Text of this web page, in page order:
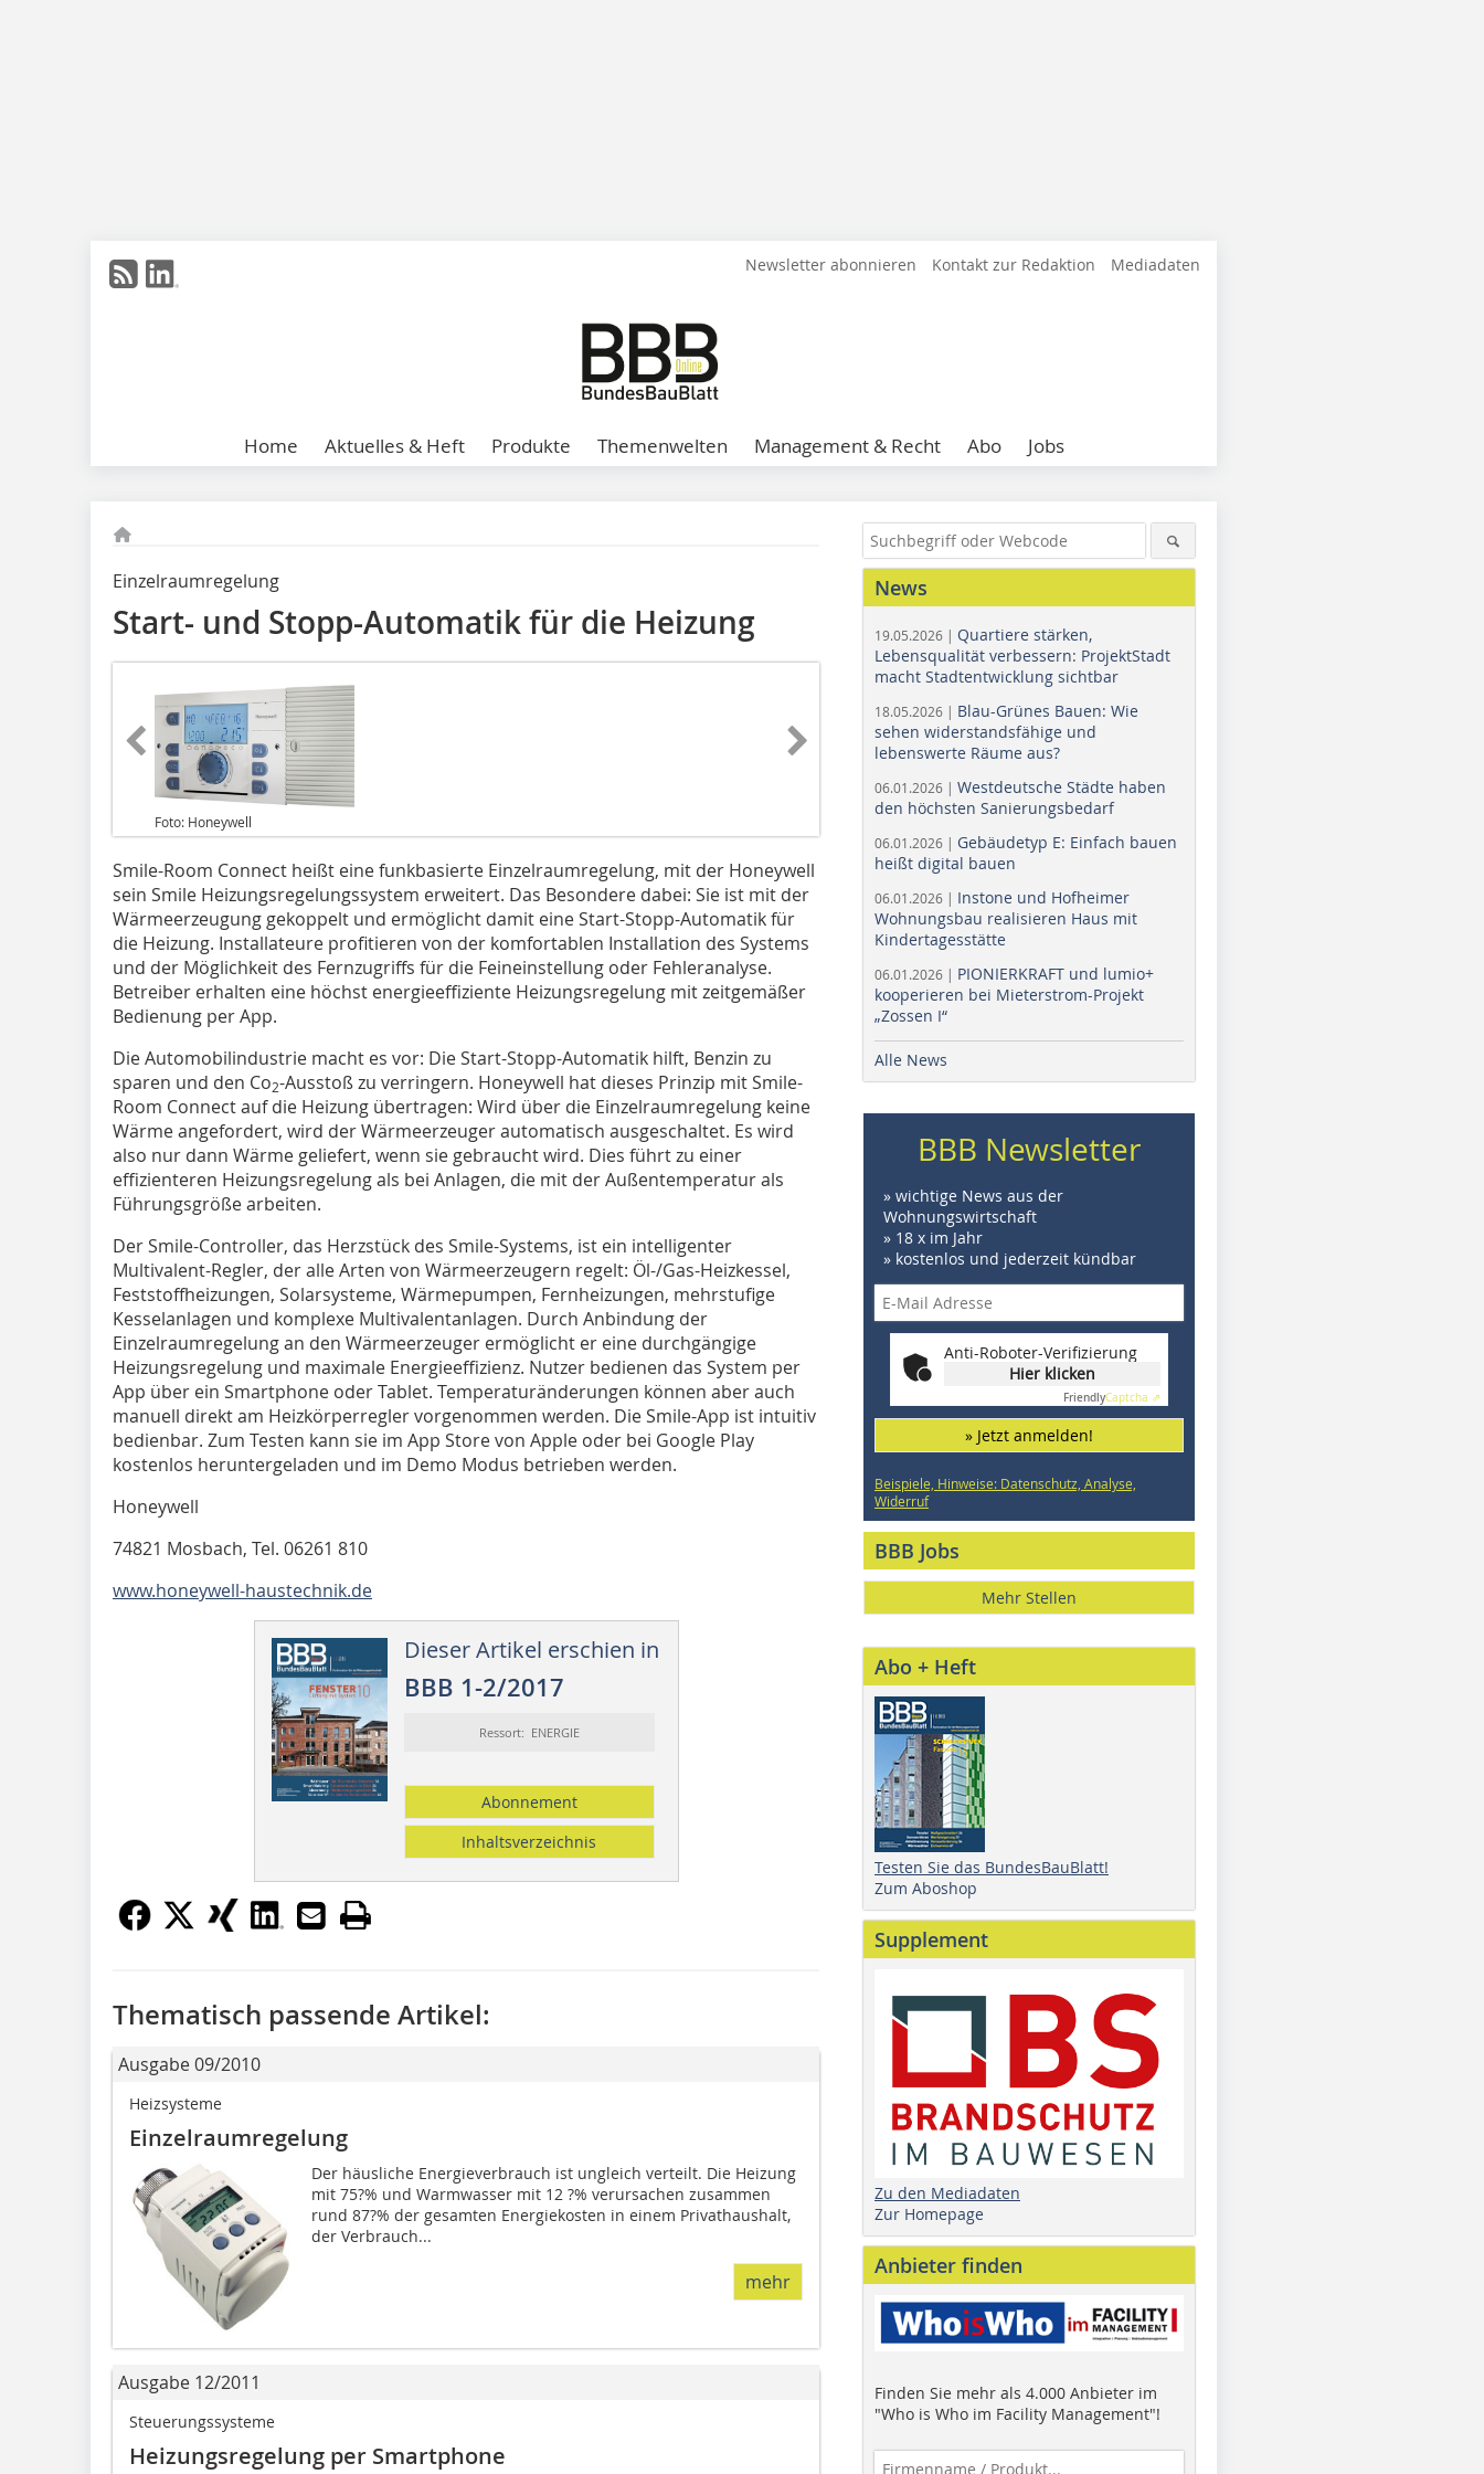
Newsletter abonnieren Kontakt zur Redaktion Mediadaten
Home Aktuelles & Heft Produkte Themenwelten Management & Recht Abo Jobs
Einzelraumregelung
Start- und Stopp-Automatik für die Heizung
Foto: Honeywell
Smile-Room Connect heißt eine funkbasierte Einzelraumregelung, mit der Honeywell
sein Smile Heizungsregelungssystem erweitert. Das Besondere dabei: Sie ist mit der
Wärmeerzeugung gekoppelt und ermöglicht damit eine Start-Stopp-Automatik für
die Heizung. Installateure profitieren von der komfortablen Installation des Systems
und der Möglichkeit des Fernzugriffs für die Feineinstellung oder Fehleranalyse.
Betreiber erhalten eine höchst energieeffiziente Heizungsregelung mit zeitgemäßer
Bedienung per App.
Die Automobilindustrie macht es vor: Die Start-Stopp-Automatik hilft, Benzin zu
sparen und den Co2-Ausstoß zu verringern. Honeywell hat dieses Prinzip mit Smile-
Room Connect auf die Heizung übertragen: Wird über die Einzelraumregelung keine
Wärme angefordert, wird der Wärmeerzeuger automatisch ausgeschaltet. Es wird
also nur dann Wärme geliefert, wenn sie gebraucht wird. Dies führt zu einer
effizienteren Heizungsregelung als bei Anlagen, die mit der Außentemperatur als
Führungsgröße arbeiten.
Der Smile-Controller, das Herzstück des Smile-Systems, ist ein intelligenter
Multivalent-Regler, der alle Arten von Wärmeerzeugern regelt: Öl-/Gas-Heizkessel,
Feststoffheizungen, Solarsysteme, Wärmepumpen, Fernheizungen, mehrstufige
Kesselanlagen und komplexe Multivalentanlagen. Durch Anbindung der
Einzelraumregelung an den Wärmeerzeuger ermöglicht er eine durchgängige
Heizungsregelung und maximale Energieeffizienz. Nutzer bedienen das System per
App über ein Smartphone oder Tablet. Temperaturänderungen können aber auch
manuell direkt am Heizkörperregler vorgenommen werden. Die Smile-App ist intuitiv
bedienbar. Zum Testen kann sie im App Store von Apple oder bei Google Play
kostenlos heruntergeladen und im Demo Modus betrieben werden.
Honeywell
74821 Mosbach, Tel. 06261 810
www.honeywell-haustechnik.de
Dieser Artikel erschien in
BBB 1-2/2017
Ressort: ENERGIE
Abonnement
Inhaltsverzeichnis
Thematisch passende Artikel:
Ausgabe 09/2010
Heizsysteme
Einzelraumregelung
Der häusliche Energieverbrauch ist ungleich verteilt. Die Heizung
mit 75?% und Warmwasser mit 12 ?% verursachen zusammen
rund 87?% der gesamten Energiekosten in einem Privathaushalt,
der Verbrauch...
mehr
Ausgabe 12/2011
Steuerungssysteme
Heizungsregelung per Smartphone
News
19.05.2026 | Quartiere stärken,
Lebensqualität verbessern: ProjektStadt
macht Stadtentwicklung sichtbar
18.05.2026 | Blau-Grünes Bauen: Wie
sehen widerstandsfähige und
lebenswerte Räume aus?
06.01.2026 | Westdeutsche Städte haben
den höchsten Sanierungsbedarf
06.01.2026 | Gebäudetyp E: Einfach bauen
heißt digital bauen
06.01.2026 | Instone und Hofheimer
Wohnungsbau realisieren Haus mit
Kindertagesstätte
06.01.2026 | PIONIERKRAFT und lumio+
kooperieren bei Mieterstrom-Projekt
„Zossen I“
Alle News
BBB Newsletter
» wichtige News aus der
Wohnungswirtschaft
» 18 x im Jahr
» kostenlos und jederzeit kündbar
Anti-Roboter-Verifizierung
Hier klicken
FriendlyCaptcha ⇗
» Jetzt anmelden!
Beispiele, Hinweise: Datenschutz, Analyse,
Widerruf
BBB Jobs
Mehr Stellen
Abo + Heft
Testen Sie das BundesBauBlatt!
Zum Aboshop
Supplement
Zu den Mediadaten
Zur Homepage
Anbieter finden
Finden Sie mehr als 4.000 Anbieter im
"Who is Who im Facility Management"!